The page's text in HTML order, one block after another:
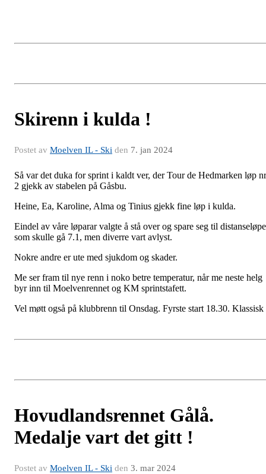
Skirenn i kulda !
Postet av Moelven IL - Ski den 7. jan 2024
Så var det duka for sprint i kaldt ver, der Tour de Hedmarken løp nr
2 gjekk av stabelen på Gåsbu.
Heine, Ea, Karoline, Alma og Tinius gjekk fine løp i kulda.
Eindel av våre løparar valgte å stå over og spare seg til
som skulle gå 7.1, men diverre vart avlyst.
Nokre andre er ute med sjukdom og skader.
Me ser fram til nye renn i noko betre temperatur, når me neste helg
byr inn til Moelvenrennet og KM sprintstafett.
Vel møtt også på klubbrenn til Onsdag. Fyrste start 18.30. Klassisk
Hovudlandsrennet Gålå.
Medalje vart det gitt !
Postet av Moelven IL - Ski den 3. mar 2024